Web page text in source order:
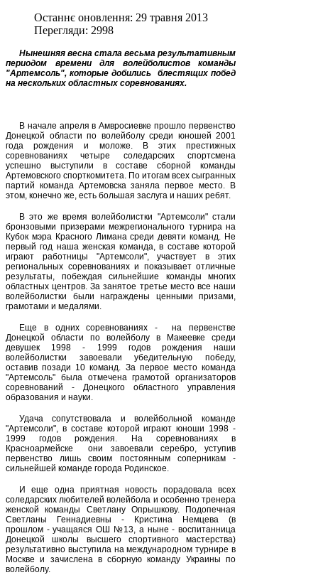
Останнє оновлення: 29 травня 2013
Перегляди: 2998
Нынешняя весна стала весьма результативным
периодом времени для волейболистов команды
"Артемсоль", которые добились
блестящих побед
на нескольких областных соревнованиях.
В начале апреля в Амвросиевке прошло первенство
Донецкой области по волейболу среди юношей 2001
года рождения и моложе. В этих престижных
соревнованиях четыре соледарских спортсмена
успешно выступили в составе сборной команды
Артемовского спорткомитета. По итогам всех сыгранных
партий команда Артемовска заняла первое место. В
этом, конечно же, есть большая заслуга и наших ребят.
В это же время волейболистки "Артемсоли" стали
бронзовыми призерами межрегионального турнира на
Кубок мэра Красного Лимана среди девяти команд. Не
первый год наша женская команда, в составе которой
играют работницы "Артемсоли", участвует в этих
региональных соревнованиях и показывает отличные
результаты, побеждая сильнейшие команды многих
областных центров. За занятое третье место все наши
волейболистки были награждены ценными призами,
грамотами и медалями.
Еще в одних соревнованиях -
на первенстве
Донецкой области по волейболу в Макеевке среди
девушек 1998 - 1999 годов рождения наши
волейболистки завоевали убедительную победу,
оставив позади 10 команд. За первое место команда
"Артемсоль" была отмечена грамотой организаторов
соревнований - Донецкого областного управления
образования и науки.
Удача сопутствовала и волейбольной команде
"Артемсоли", в составе которой играют юноши 1998 -
1999 годов рождения. На соревнованиях в
Красноармейске
они завоевали серебро, уступив
первенство лишь своим постоянным соперникам -
сильнейшей команде города Родинское.
И еще одна приятная новость порадовала всех
соледарских любителей волейбола и особенно тренера
женской команды Светлану Опрышкову. Подопечная
Светланы Геннадиевны - Кристина Немцева (в
прошлом - учащаяся ОШ №13, а ныне - воспитанница
Донецкой школы высшего спортивного мастерства)
результативно выступила на международном турнире в
Москве и зачислена в сборную команду Украины по
волейболу.